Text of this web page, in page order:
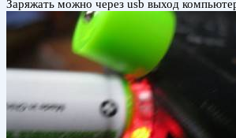
Заряжать можно через usb выход